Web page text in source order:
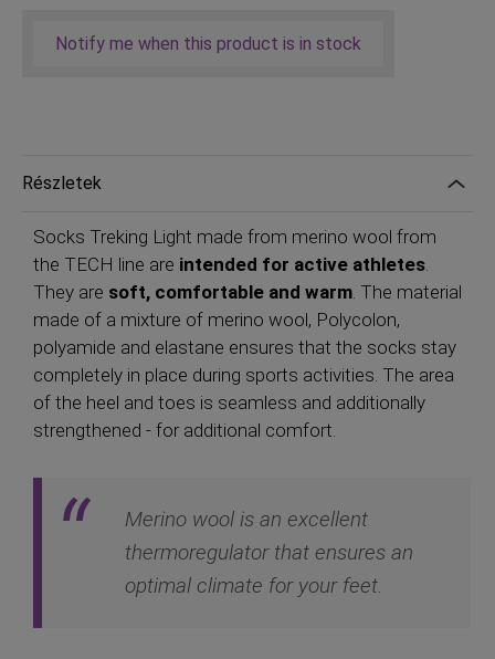
Notify me when this product is in stock
Részletek
Socks Treking Light made from merino wool from
the TECH line are intended for active athletes.
They are soft, comfortable and warm. The material
made of a mixture of merino wool, Polycolon,
polyamide and elastane ensures that the socks stay
completely in place during sports activities. The area
of ​​the heel and toes is seamless and additionally
strengthened - for additional comfort.
Merino wool is an excellent
thermoregulator that ensures an
optimal climate for your feet.